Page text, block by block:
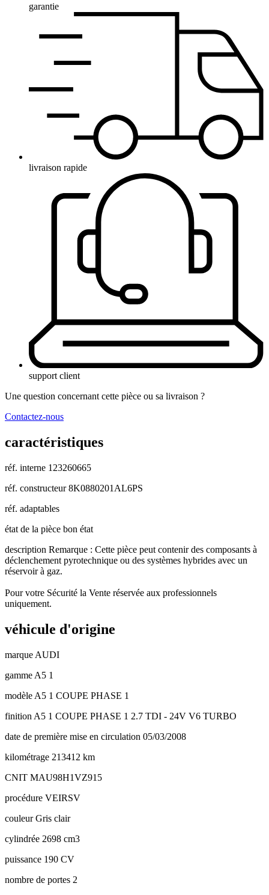
garantie
livraison rapide
support client
Une question concernant cette pièce ou sa livraison ?
Contactez-nous
caractéristiques
réf. interne 123260665
réf. constructeur 8K0880201AL6PS
réf. adaptables
état de la pièce bon état
description Remarque : Cette pièce peut contenir des composants à
déclenchement pyrotechnique ou des systèmes hybrides avec un
réservoir à gaz.
Pour votre Sécurité la Vente réservée aux professionnels
uniquement.
véhicule d'origine
marque AUDI
gamme A5 1
modèle A5 1 COUPE PHASE 1
finition A5 1 COUPE PHASE 1 2.7 TDI - 24V V6 TURBO
date de première mise en circulation 05/03/2008
kilométrage 213412 km
CNIT MAU98H1VZ915
procédure VEIRSV
couleurGris clair
cylindrée 2698 cm3
puissance 190 CV
nombre de portes 2